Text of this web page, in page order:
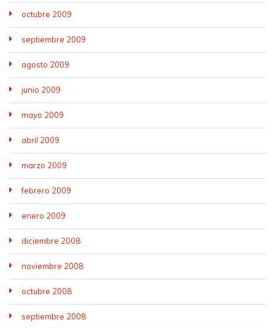
octubre 2009
septiembre 2009
agosto 2009
junio 2009
mayo 2009
abril 2009
marzo 2009
febrero 2009
enero 2009
diciembre 2008
noviembre 2008
octubre 2008
septiembre 2008